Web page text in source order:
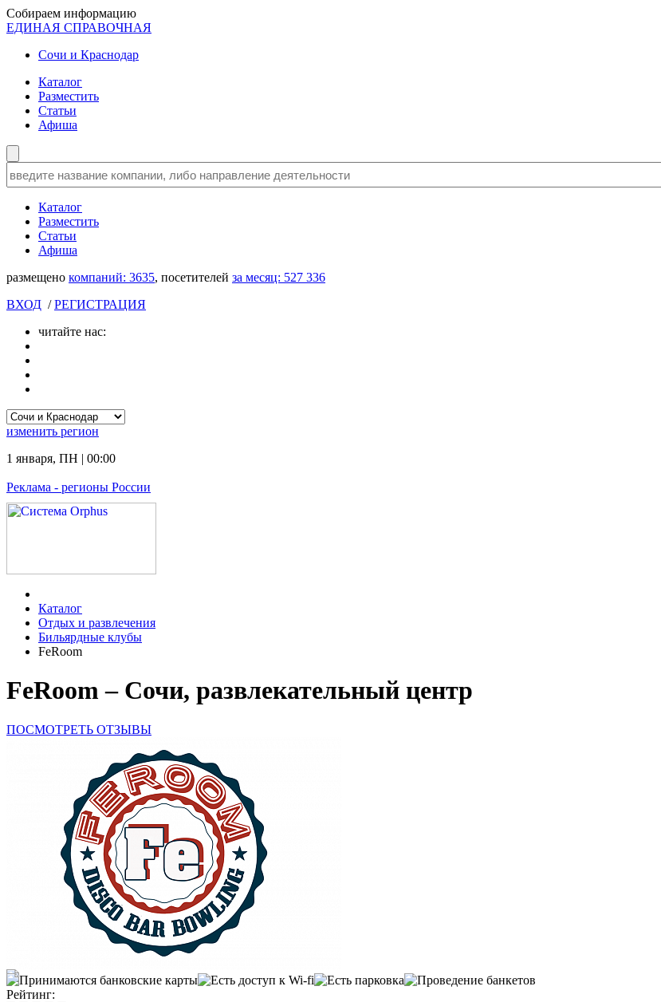
Собираем информацию
ЕДИНАЯ СПРАВОЧНАЯ
Сочи и Краснодар
Каталог
Разместить
Статьи
Афиша
Каталог
Разместить
Статьи
Афиша
размещено компаний: 3635, посетителей за месяц: 527 336
ВХОД /РЕГИСТРАЦИЯ
читайте нас:
изменить регион
1 января, ПН | 00:00
Реклама - регионы России
Каталог
Отдых и развлечения
Бильярдные клубы
FeRoom
FeRoom – Сочи, развлекательный центр
ПОСМОТРЕТЬ ОТЗЫВЫ
Рейтинг: